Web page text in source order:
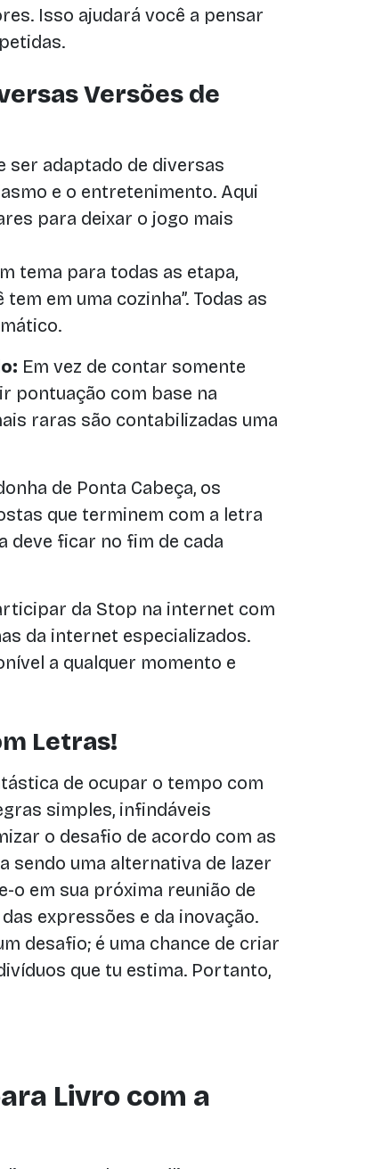
Isso ajudará você a pensar
Versões de
ser adaptado de diversas
e o entretenimento. Aqui
para deixar o jogo mais
tema para todas as etapa,
em uma cozinha”. Todas as
Em vez de contar somente
pontuação com base na
raras são contabilizadas uma
de Ponta Cabeça, os
que terminem com a letra
deve ficar no fim de cada
da Stop na internet com
da internet especializados.
a qualquer momento e
Letras!
de ocupar o tempo com
simples, infindáveis
o desafio de acordo com as
sendo uma alternativa de lazer
o em sua próxima reunião de
expressões e da inovação.
desafio; é uma chance de criar
que tu estima. Portanto,
Livro com a